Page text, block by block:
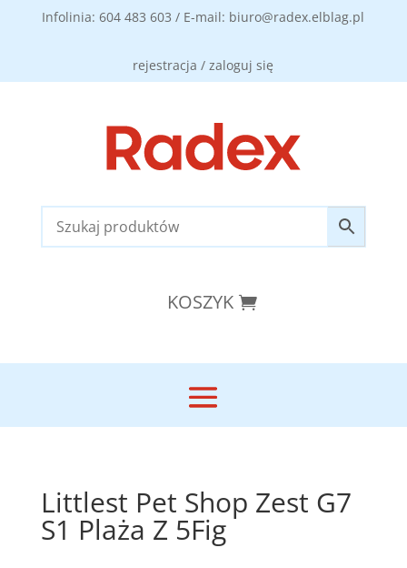
Infolinia: 604 483 603 / E-mail: biuro@radex.elblag.pl
rejestracja / zaloguj się
KOSZYK
Littlest Pet Shop Zest G7
S1 Plaża Z 5Fig